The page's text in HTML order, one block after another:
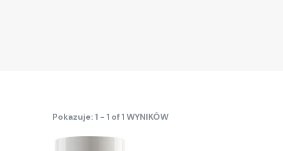
Pokazuje: 1 - 1 of 1 WYNIKÓW